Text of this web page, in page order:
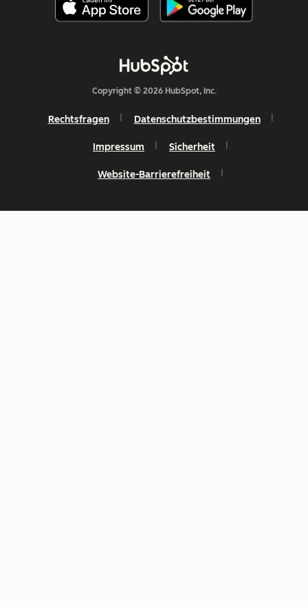
Copyright © 2026 HubSpot, Inc.
Rechtsfragen Datenschutzbestimmungen
Impressum Sicherheit
Website-Barrierefreiheit